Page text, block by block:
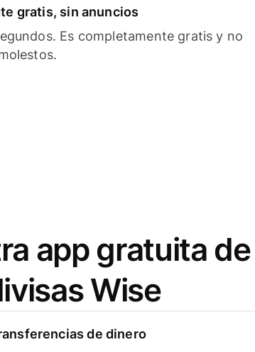
gratis, sin anuncios
Es completamente gratis y no
app gratuita de
Wise
de dinero